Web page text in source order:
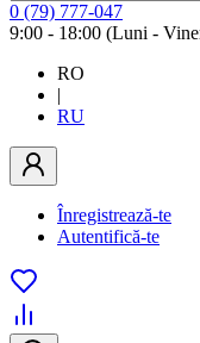
0 (79) 777-047
9:00 - 18:00 (Luni -
RO
|
RU
Înregistrează-te
Autentifică-te